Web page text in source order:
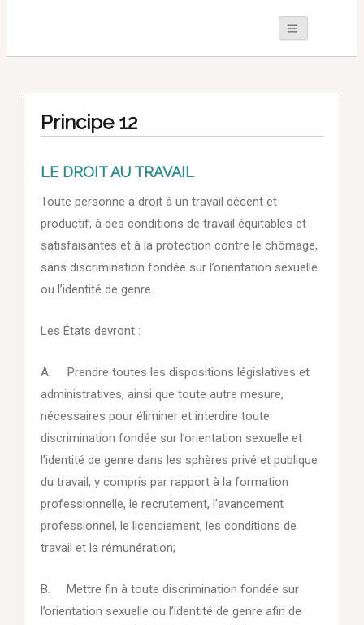
Principe 12
LE DROIT AU TRAVAIL
Toute personne a droit à un travail décent et
productif, à des conditions de travail équitables et
satisfaisantes et à la protection contre le chômage,
sans discrimination fondée sur l’orientation sexuelle
ou l’identité de genre.
Les États devront :
A. Prendre toutes les dispositions législatives et
administratives, ainsi que toute autre mesure,
nécessaires pour éliminer et interdire toute
discrimination fondée sur l’orientation sexuelle et
l’identité de genre dans les sphères privé et publique
du travail, y compris par rapport à la formation
professionnelle, le recrutement, l’avancement
professionnel, le licenciement, les conditions de
travail et la rémunération;
B. Mettre fin à toute discrimination fondée sur
l’orientation sexuelle ou l’identité de genre afin de